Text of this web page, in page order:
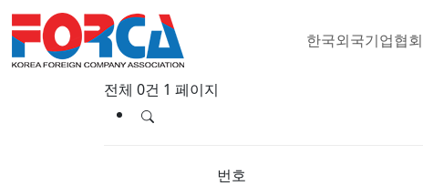
한국외국기업협회
협회뉴스
전체 0건 1 페이지
번호